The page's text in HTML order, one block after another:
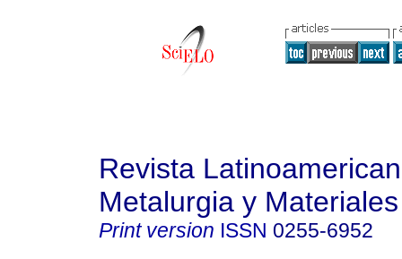
Revista
Metalurgia y Materiales
Print version ISSN 0255-6952